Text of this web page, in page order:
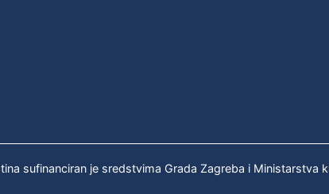
sufinanciran je sredstvima Grada Zagreba i Ministarstva